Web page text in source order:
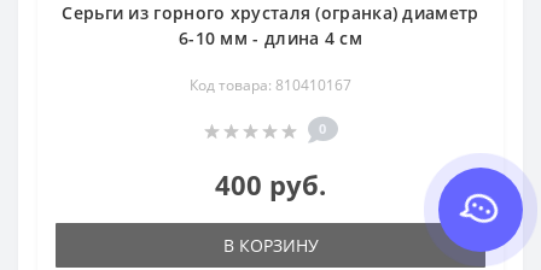
Серьги из горного хрусталя (огранка) диаметр
6-10 мм - длина 4 см
Код товара: 810410167
0
400 руб.
В КОРЗИНУ